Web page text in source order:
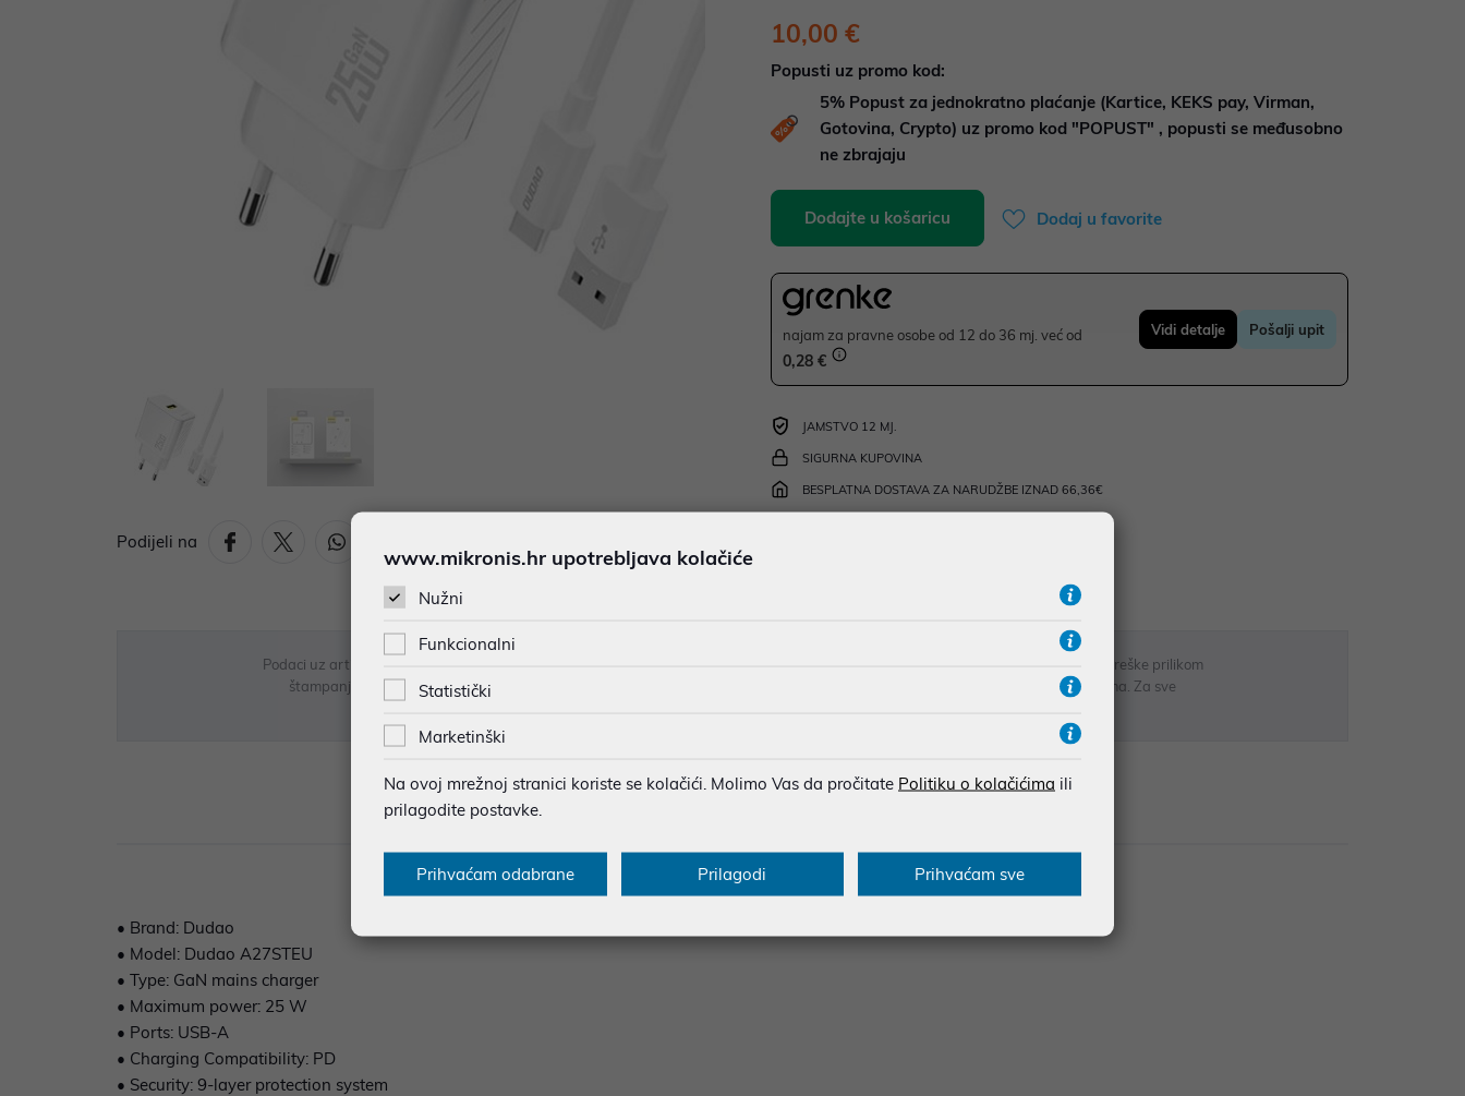
Podijeli na
10,00 €
Popusti uz promo kod:
5% Popust za jednokratno plaćanje (Kartice, KEKS pay, Virman,
Gotovina, Crypto) uz promo kod "POPUST" , popusti se međusobno
ne zbrajaju
Dodajte u košaricu Dodaj u favorite
najam za pravne osobe od 12 do 36 mj. već od
0,28 €
Vidi detalje Pošalji upit
JAMSTVO 12 MJ.
SIGURNA KUPOVINA
BESPLATNA DOSTAVA ZA NARUDŽBE IZNAD 66,36€
Podaci uz artikle su prezentirani u dobroj namjeri. Mikronis d.o.o. ne odgovara za eventualne pogreške nastale u opisu proizvoda, greške prilikom
štampanja te promjene u dostupnosti i cijene. Slike artikala su ilustrativne prirode te ne moraju u potpunosti odgovarati artiklima. Za sve
Opis
• Brand: Dudao
• Model: Dudao A27STEU
• Type: GaN mains charger
• Maximum power: 25 W
• Ports: USB-A
• Charging Compatibility: PD
• Security: 9-layer protection system
www.mikronis.hr upotrebljava kolačiće
Nužni
Funkcionalni
Statistički
Marketinški
Na ovoj mrežnoj stranici koriste se kolačići. Molimo Vas da pročitate Politiku o kolačićima ili
prilagodite postavke.
Prihvaćam odabrane Prilagodi Prihvaćam sve